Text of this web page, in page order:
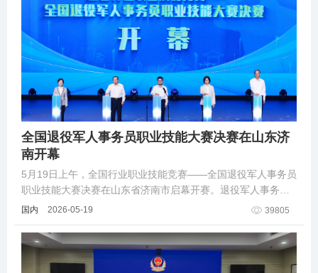
全国退役军人事务员职业技能大赛决赛在山东济
南开幕
5月19日上午，全国行业职业技能竞赛——全国退役军人事务员
职业技能大赛决赛在山东省济南市启幕开赛。退役军人事务部
党组书记、部长裴金佳出席开幕式并宣布开幕。
国内 2026-05-19 39805